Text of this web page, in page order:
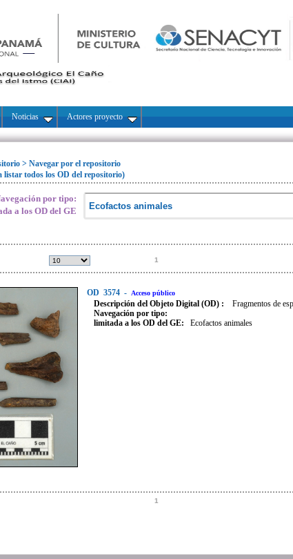
Noticias Actores proyecto
> Navegar por el repositorio
listar todos los OD del repositorio)
por tipo:
a los OD del GE
1
OD 3574 - Acceso público
Descripción del Objeto Digital (OD) :
Fragmentos de
Navegación por tipo:
limitada a los OD del GE:
Ecofactos animales
1